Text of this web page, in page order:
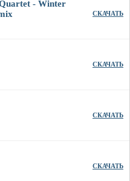
- Winter
СКАЧАТЬ
СКАЧАТЬ
СКАЧАТЬ
СКАЧАТЬ